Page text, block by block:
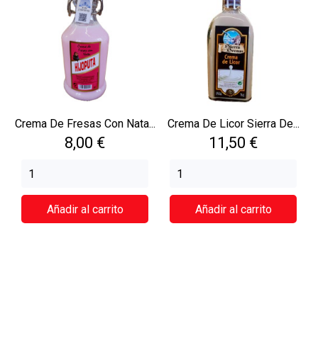
Crema De Fresas Con Nata...
Precio
8,00 €
Añadir al carrito
Crema De Licor Sierra De...
Precio
11,50 €
Añadir al carrito